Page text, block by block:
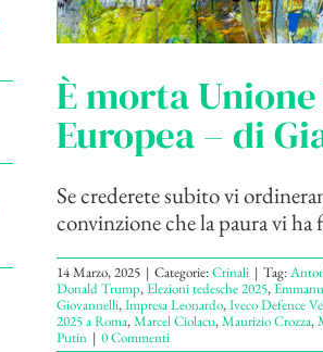
È morta
Europea – di
Se crederete subito vi
convinzione che la paura vi
14 Marzo, 2025 | Categorie:Crinali | Tag:
Donald Trump,Elezioni tedesche 2025,
Giovannelli,Impresa Leonardo,Iveco Defence
2025 a Roma,Marcel Ciolacu,Maurizio Crozza,
Putin | 0 Commenti